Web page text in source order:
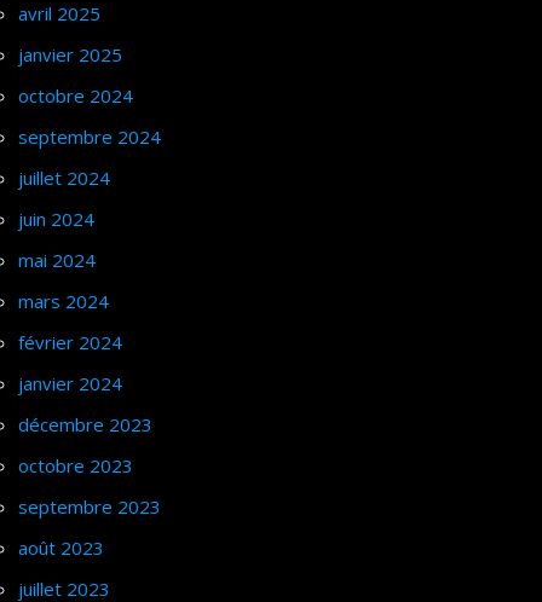
avril 2025
janvier 2025
octobre 2024
septembre 2024
juillet 2024
juin 2024
mai 2024
mars 2024
février 2024
janvier 2024
décembre 2023
octobre 2023
septembre 2023
août 2023
juillet 2023